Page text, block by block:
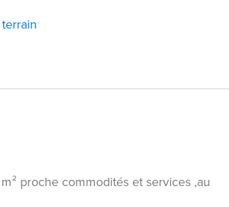
proche commodités et services ,au